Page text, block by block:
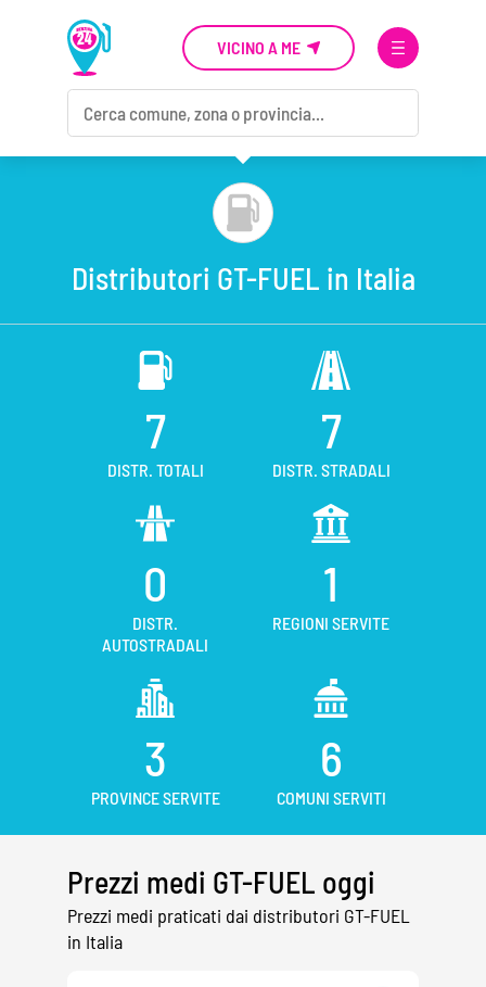
VICINO A ME
Distributori GT-FUEL in Italia
7
DISTR. TOTALI
7
DISTR. STRADALI
0
DISTR.
AUTOSTRADALI
1
REGIONI SERVITE
3
PROVINCE SERVITE
6
COMUNI SERVITI
Prezzi medi GT-FUEL oggi
Prezzi medi praticati dai distributori GT-FUEL
in Italia